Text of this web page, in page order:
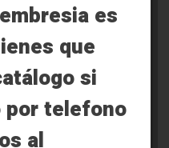
es
que
si
por telefono
al